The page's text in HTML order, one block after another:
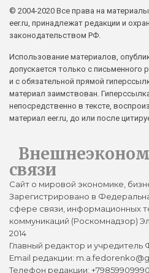
© 2004-2020 Все права на
eer.ru, принадлежат редакции и
законодательством РФ.
Использование материалов,
допускается только с письменного
и с обязательной прямой
материал заимствован.
непосредственно в тексте,
материал eer.ru, до или после
связи
Сайт о мировой экономике,
Зарегистрировано в
сфере связи, информационных
коммуникаций (Роскомнадзор)
2014
Главный редактор и
Email редакции:
Телефон редакции: +79859909990